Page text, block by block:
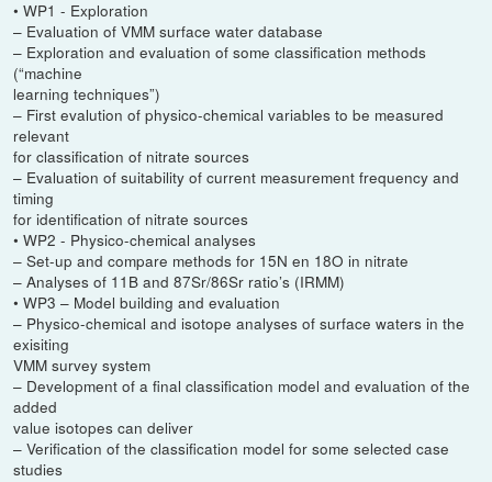
• WP1 - Exploration
– Evaluation of VMM surface water database
– Exploration and evaluation of some classification methods
(“machine
learning techniques”)
– First evalution of physico-chemical variables to be measured
relevant
for classification of nitrate sources
– Evaluation of suitability of current measurement frequency and
timing
for identification of nitrate sources
• WP2 - Physico-chemical analyses
– Set-up and compare methods for 15N en 18O in nitrate
– Analyses of 11B and 87Sr/86Sr ratio’s (IRMM)
• WP3 – Model building and evaluation
– Physico-chemical and isotope analyses of surface waters in the
exisiting
VMM survey system
– Development of a final classification model and evaluation of the
added
value isotopes can deliver
– Verification of the classification model for some selected case
studies